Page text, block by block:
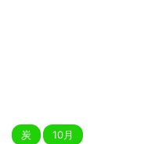
炭 10月